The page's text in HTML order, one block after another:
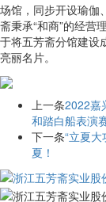
场馆，同步开设瑜伽
斋秉承“和商”的经营
于将五芳斋分馆建设
亮丽名片。
上一条2022嘉
和踏白船表演
下一条“立夏
夏！